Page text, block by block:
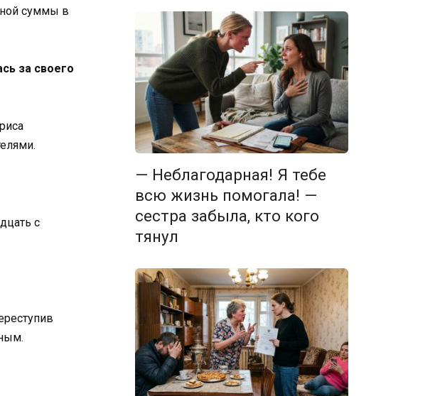
суммы в
за своего
с
— Неблагодарная! Я тебе
всю жизнь помогала! —
сестра забыла, кто кого
тянул